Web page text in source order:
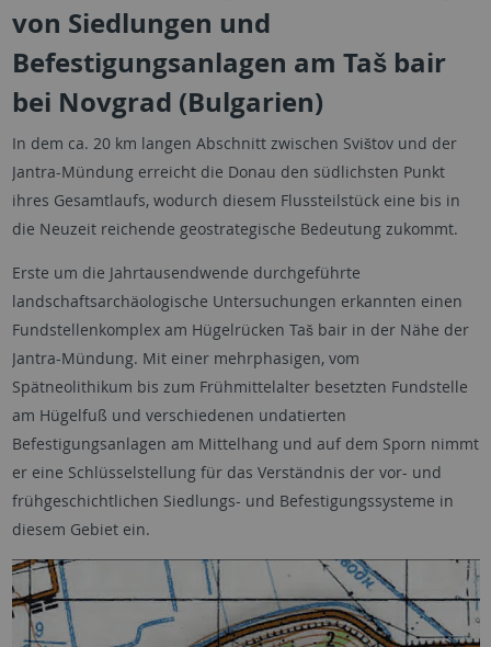
von Siedlungen und
Befestigungsanlagen am Taš bair
bei Novgrad (Bulgarien)
In dem ca. 20 km langen Abschnitt zwischen Svištov und der
Jantra-Mündung erreicht die Donau den südlichsten Punkt
ihres Gesamtlaufs, wodurch diesem Flussteilstück eine bis in
die Neuzeit reichende geostrategische Bedeutung zukommt.
Erste um die Jahrtausendwende durchgeführte
landschaftsarchäologische Untersuchungen erkannten einen
Fundstellenkomplex am Hügelrücken Taš bair in der Nähe der
Jantra-Mündung. Mit einer mehrphasigen, vom
Spätneolithikum bis zum Frühmittelalter besetzten Fundstelle
am Hügelfuß und verschiedenen undatierten
Befestigungsanlagen am Mittelhang und auf dem Sporn nimmt
er eine Schlüsselstellung für das Verständnis der vor- und
frühgeschichtlichen Siedlungs- und Befestigungssysteme in
diesem Gebiet ein.